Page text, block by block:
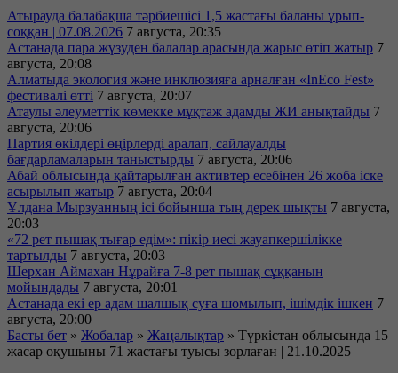
Атырауда балабақша тәрбиешісі 1,5 жастағы баланы ұрып-
соққан | 07.08.2026 7 августа, 20:35
Астанада пара жүзуден балалар арасында жарыс өтіп жатыр 7
августа, 20:08
Алматыда экология және инклюзияға арналған «InEco Fest»
фестивалі өтті 7 августа, 20:07
Атаулы әлеуметтік көмекке мұқтаж адамды ЖИ анықтайды 7
августа, 20:06
Партия өкілдері өңірлерді аралап, сайлауалды
бағдарламаларын таныстырды 7 августа, 20:06
Абай облысында қайтарылған активтер есебінен 26 жоба іске
асырылып жатыр 7 августа, 20:04
Ұлдана Мырзуанның ісі бойынша тың дерек шықты 7 августа,
20:03
«72 рет пышақ тығар едім»: пікір иесі жауапкершілікке
тартылды 7 августа, 20:03
Шерхан Аймахан Нұрайға 7-8 рет пышақ сұққанын
мойындады 7 августа, 20:01
Астанада екі ер адам шалшық суға шомылып, ішімдік ішкен 7
августа, 20:00
Басты бет » Жобалар » Жаңалықтар » Түркістан облысында 15
жасар оқушыны 71 жастағы туысы зорлаған | 21.10.2025